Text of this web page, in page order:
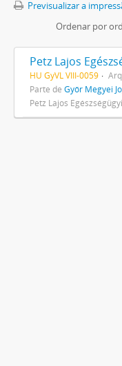
Previsualizar a
Ordenar por
HU GyVL VIII-0059
Parte de Győr Megyei
Petz Lajos